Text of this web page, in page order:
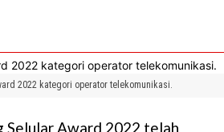
2022 kategori operator telekomunikasi.
Selular Award 2022 telah